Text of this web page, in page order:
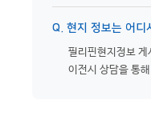
Q. 현지 정보는 어디
필리핀현지정보 게
이전시 상담을 통